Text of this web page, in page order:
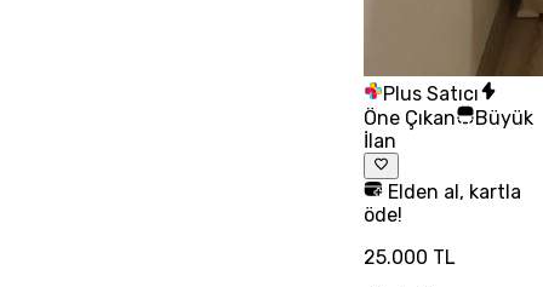
Plus Satıcı
Öne Çıkan
Büyük
İlan
Elden al, kartla
öde!
25.000 TL